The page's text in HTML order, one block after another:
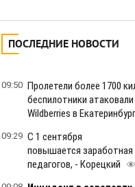
ПОСЛЕДНИЕ НОВОСТИ
09:50 Пролетели более 1700
беспилотники
Wildberries в
09:29 С 1 сентября
повышается заработная
педагогов, - Корецкий